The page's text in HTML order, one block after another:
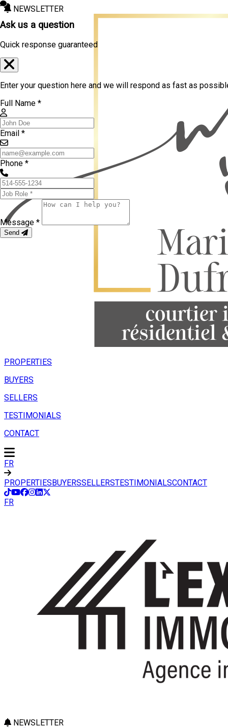
NEWSLETTER
PROPERTIES
BUYERS
SELLERS
TESTIMONIALS
CONTACT
FR
PROPERTIESBUYERSSELLERSTESTIMONIALSCONTACT
FR
NEWSLETTER
Ask us a question
Quick response guaranteed
Enter your question here and we will respond as fast as
Full Name *
Email *
Phone *
Message *
Send